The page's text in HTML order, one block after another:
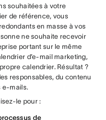
souhaitées à votre
de référence, vous
en masse à vos
ne souhaite recevoir
portant sur le même
d’e-mail marketing,
calendrier. Résultat ?
responsables, du contenu
e-mails.
le pour :
de